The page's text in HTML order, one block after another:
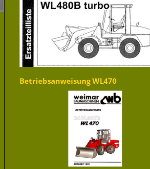
Betriebsanweisung WL470